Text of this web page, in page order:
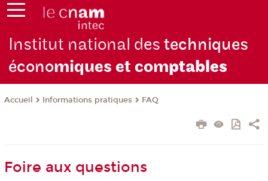
Institut national destechniques
économiques et comptables
Accueil Informations pratiques FAQ
Foire aux questions